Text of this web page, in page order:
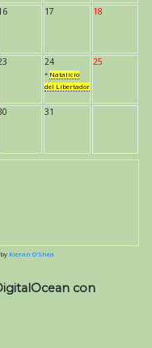
17 18
24
* Natalicio
del Libertador
25
31
Kieran O'Shea
con